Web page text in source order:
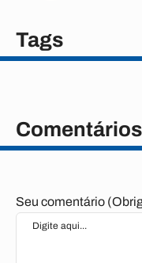
Tags
Comentários
Seu comentário